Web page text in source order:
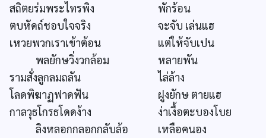
สถิตยร่มพระไทรพิง
พักร้อน
ตบหัดถ์ชอบใจจริง
จะจับ เล่นแฮ
เหวยพวกเราเข้าต้อน
แต่ให้จับเปน
พลยักษวิ่งวกล้อม
หลายพัน
รามสั่งลูกลมถลัน
ไล่ล้าง
โลดพิฆาฏฟาดฟัน
ฝูงยักษ ตายแฮ
กาลวุธโกรธโดดง้าง
ง่าเงื้อตะบองโบย
ลิงหลอกกลอกกลับล้อ
เหลือคนอง